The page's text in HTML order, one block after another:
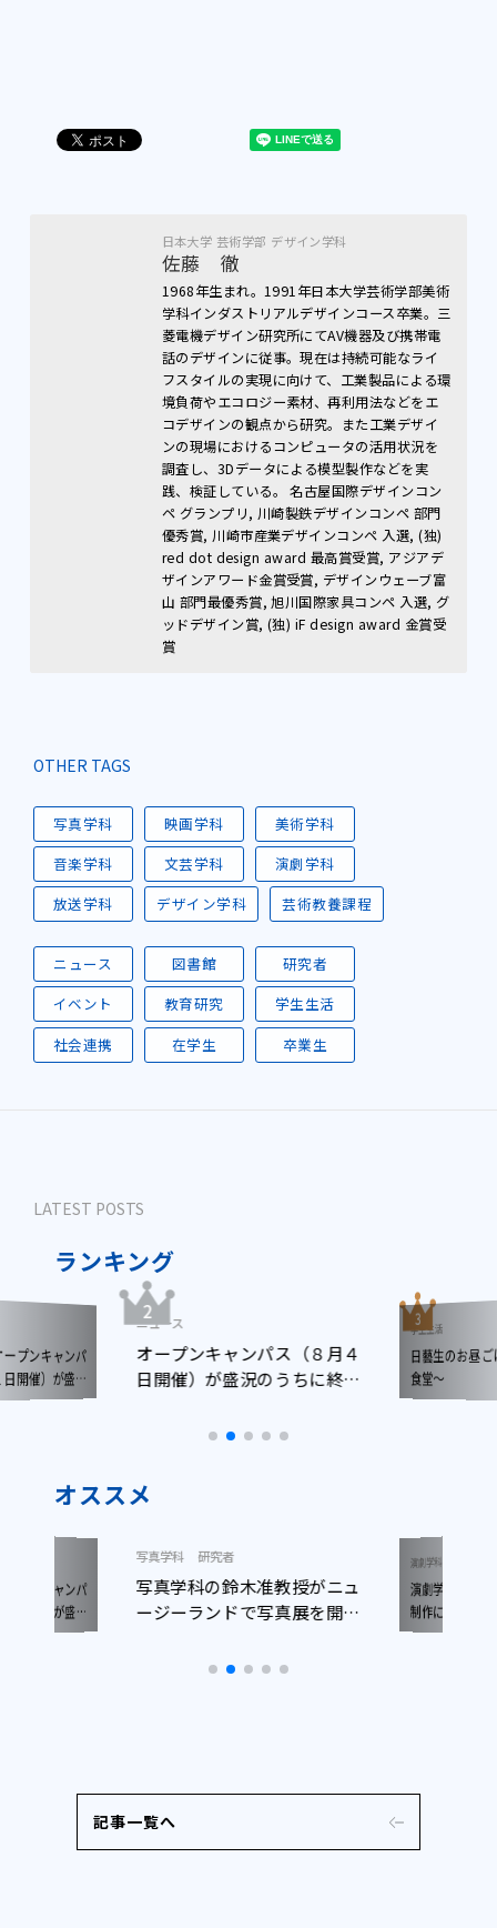
日本大学 芸術学部 デザイン学科
佐藤 徹
1968年生まれ。1991年日本大学芸術学部美術
学科インダストリアルデザインコース卒業。三
菱電機デザイン研究所にてAV機器及び携帯電
話のデザインに従事。現在は持続可能なライ
フスタイルの実現に向けて、工業製品による環
境負荷やエコロジー素材、再利用法などをエ
コデザインの観点から研究。また工業デザイ
ンの現場におけるコンピュータの活用状況を
調査し、3Dデータによる模型製作などを実
践、検証している。 名古屋国際デザインコン
ペ グランプリ, 川崎製鉄デザインコンペ 部門
優秀賞, 川崎市産業デザインコンペ 入選, (独)
red dot design award 最高賞受賞, アジアデ
ザインアワード金賞受賞, デザインウェーブ富
山 部門最優秀賞, 旭川国際家具コンペ 入選, グ
ッドデザイン賞, (独) iF design award 金賞受
賞
OTHER TAGS
写真学科 映画学科
美術学科
音楽学科
文芸学科
演劇学科
放送学科
デザイン学科 芸術教養課程
ニュース 図書館
研究者
イベント
教育研究
学生生活
社会連携
在学生 卒業生
LATEST POSTS
ランキング
プンキャンパ
開催）が盛況
ました
ニュース
オープンキャンパス（８月４
日開催）が盛況のうちに終了
学生生活
日藝生のお昼
食堂～
オススメ
プンキャンパ
開催）が盛況
写真学科 研究者
写真学科の鈴木准教授がニュ
ージーランドで写真展を開催
演劇学科
演劇学科生が
制作に参加！
記事一覧へ